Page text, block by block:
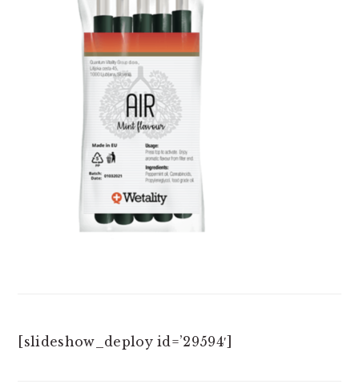
[slideshow_deploy id=’29594′]